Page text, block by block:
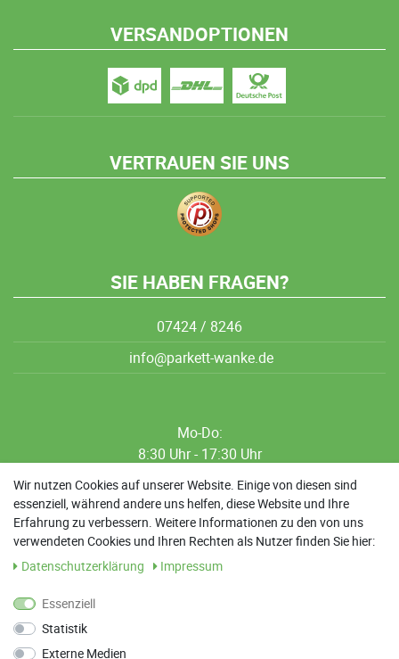
VERSANDOPTIONEN
VERTRAUEN SIE UNS
SIE HABEN FRAGEN?
07424 / 8246
info@parkett-wanke.de
Mo-Do:
8:30 Uhr - 17:30 Uhr
8:30 Uhr - 12:00 Uhr
13:00 Uhr - 17:30 Uhr
Sa: 9:00 Uhr - 13:00 Uhr
Wir nutzen Cookies auf unserer Website. Einige von diesen sind
essenziell, während andere uns helfen, diese Website und Ihre
Erfahrung zu verbessern. Weitere Informationen zu den von uns
verwendeten Cookies und Ihren Rechten als Nutzer finden Sie hier:
Daten­schutz­erklärung
Impressum
Essenziell
Statistik
Externe Medien